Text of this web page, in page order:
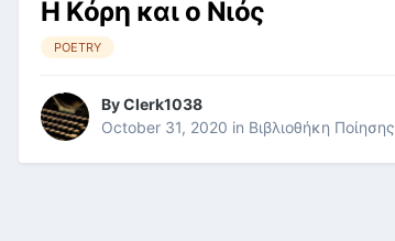
Η Κόρη και ο Νιός
POETRY
ByClerk1038
October 31, 2020 in Βιβλιοθήκη Ποίησης